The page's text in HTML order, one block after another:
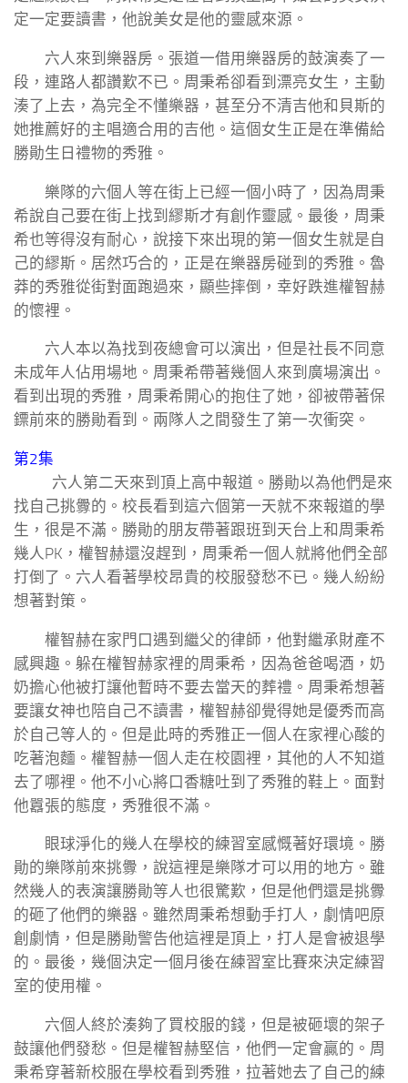
定一定要讀書，他說美女是他的靈感來源。
六人來到樂器房。張道一借用樂器房的鼓演奏了一
段，連路人都讚歎不已。周秉希卻看到漂亮女生，主動
湊了上去，為完全不懂樂器，甚至分不清吉他和貝斯的
她推薦好的主唱適合用的吉他。這個女生正是在準備給
勝勛生日禮物的秀雅。
樂隊的六個人等在街上已經一個小時了，因為周秉
希說自己要在街上找到繆斯才有創作靈感。最後，周秉
希也等得沒有耐心，說接下來出現的第一個女生就是自
己的繆斯。居然巧合的，正是在樂器房碰到的秀雅。魯
莽的秀雅從街對面跑過來，顯些摔倒，幸好跌進權智赫
的懷裡。
六人本以為找到夜總會可以演出，但是社長不同意
未成年人佔用場地。周秉希帶著幾個人來到廣場演出。
看到出現的秀雅，周秉希開心的抱住了她，卻被帶著保
鏢前來的勝勛看到。兩隊人之間發生了第一次衝突。
第2集
六人第二天來到頂上高中報道。勝勛以為他們是來
找自己挑釁的。校長看到這六個第一天就不來報道的學
生，很是不滿。勝勛的朋友帶著跟班到天台上和周秉希
幾人PK，權智赫還沒趕到，周秉希一個人就將他們全部
打倒了。六人看著學校昂貴的校服發愁不已。幾人紛紛
想著對策。
權智赫在家門口遇到繼父的律師，他對繼承財產不
感興趣。躲在權智赫家裡的周秉希，因為爸爸喝酒，奶
奶擔心他被打讓他暫時不要去當天的葬禮。周秉希想著
要讓女神也陪自己不讀書，權智赫卻覺得她是優秀而高
於自己等人的。但是此時的秀雅正一個人在家裡心酸的
吃著泡麵。權智赫一個人走在校園裡，其他的人不知道
去了哪裡。他不小心將口香糖吐到了秀雅的鞋上。面對
他囂張的態度，秀雅很不滿。
眼球淨化的幾人在學校的練習室感慨著好環境。勝
勛的樂隊前來挑釁，說這裡是樂隊才可以用的地方。雖
然幾人的表演讓勝勛等人也很驚歎，但是他們還是挑釁
的砸了他們的樂器。雖然周秉希想動手打人，劇情吧原
創劇情，但是勝勛警告他這裡是頂上，打人是會被退學
的。最後，幾個決定一個月後在練習室比賽來決定練習
室的使用權。
六個人終於湊夠了買校服的錢，但是被砸壞的架子
鼓讓他們發愁。但是權智赫堅信，他們一定會贏的。周
秉希穿著新校服在學校看到秀雅，拉著她去了自己的練